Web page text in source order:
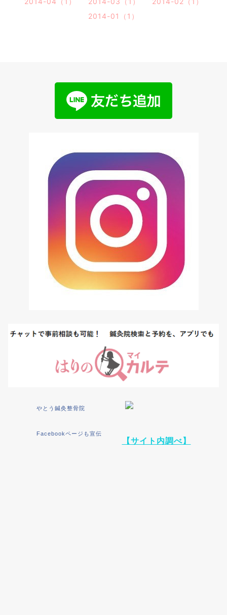
2014-01（1）
やとう鍼灸整骨院
Facebookページも宣伝
【サイト内調べ】